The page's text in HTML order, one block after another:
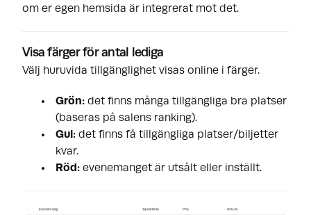
om er egen hemsida är integrerat mot det.
Visa färger för antal lediga
Välj huruvida tillgänglighet visas online i färger.
Grön: det finns många tillgängliga bra platser
(baseras på salens ranking).
Gul: det finns få tillgängliga platser/biljetter
kvar.
Röd: evenemanget är utsålt eller inställt.